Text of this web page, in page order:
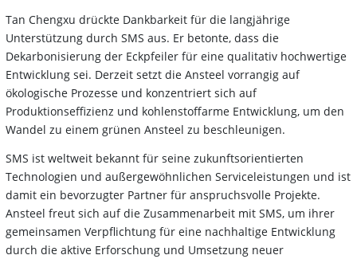
Tan Chengxu drückte Dankbarkeit für die langjährige
Unterstützung durch SMS aus. Er betonte, dass die
Dekarbonisierung der Eckpfeiler für eine qualitativ hochwertige
Entwicklung sei. Derzeit setzt die Ansteel vorrangig auf
ökologische Prozesse und konzentriert sich auf
Produktionseffizienz und kohlenstoffarme Entwicklung, um den
Wandel zu einem grünen Ansteel zu beschleunigen.
SMS ist weltweit bekannt für seine zukunftsorientierten
Technologien und außergewöhnlichen Serviceleistungen und ist
damit ein bevorzugter Partner für anspruchsvolle Projekte.
Ansteel freut sich auf die Zusammenarbeit mit SMS, um ihrer
gemeinsamen Verpflichtung für eine nachhaltige Entwicklung
durch die aktive Erforschung und Umsetzung neuer